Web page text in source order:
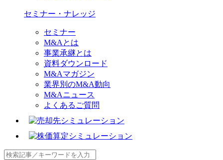
セミナー・ナレッジ
セミナー
M&Aとは
事業承継とは
資料ダウンロード
M&Aマガジン
業界別のM&A動向
M&Aニュース
よくあるご質問